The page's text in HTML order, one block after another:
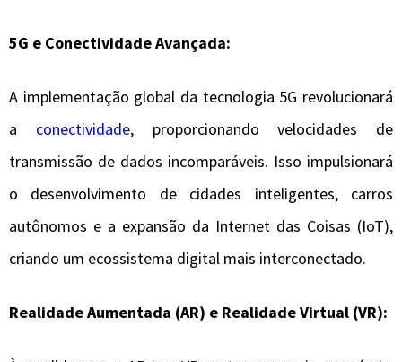
5G e Conectividade Avançada:
A implementação global da tecnologia 5G revolucionará
a conectividade, proporcionando velocidades de
transmissão de dados incomparáveis. Isso impulsionará
o desenvolvimento de cidades inteligentes, carros
autônomos e a expansão da Internet das Coisas (IoT),
criando um ecossistema digital mais interconectado.
Realidade Aumentada (AR) e Realidade Virtual (VR):